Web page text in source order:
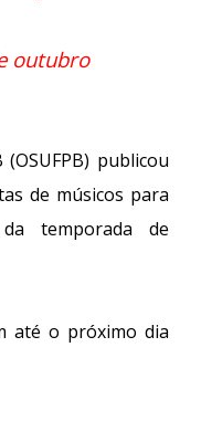
outubro
publicou
de músicos para
temporada de
até o próximo dia